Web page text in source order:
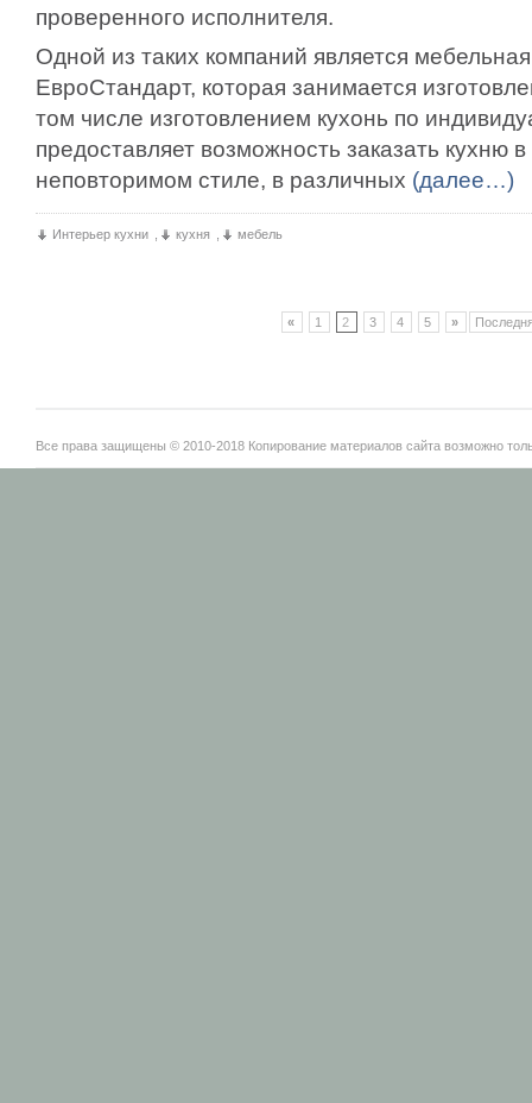
проверенного исполнителя.
Одной из таких компаний является
ЕвроСтандарт, которая занимается
том числе изготовлением кухонь по
предоставляет возможность заказать кухню
неповторимом стиле, в различных (далее…)
Интерьер кухни кухня мебель
« 1 2 3 4 5 »
Все права защищены © 2010-2018 Копирование материалов сайта возможно